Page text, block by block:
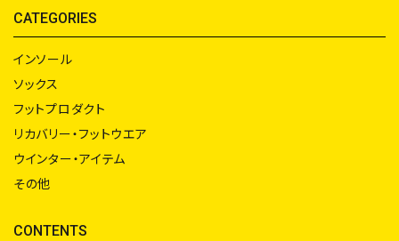
CATEGORIES
インソール
ソックス
フットプロダクト
リカバリー・フットウエア
ウインター・アイテム
その他
CONTENTS